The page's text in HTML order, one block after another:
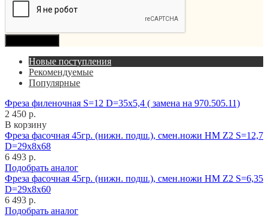
Новые поступления
Рекомендуемые
Популярные
Фреза филеночная S=12 D=35x5,4 ( замена на 970.505.11)
2 450 р.
В корзину
Фреза фасочная 45гр. (нижн. подш.), смен.ножи HM Z2 S=12,7
D=29x8x68
6 493 р.
Подобрать аналог
Фреза фасочная 45гр. (нижн. подш.), смен.ножи HM Z2 S=6,35
D=29x8x60
6 493 р.
Подобрать аналог